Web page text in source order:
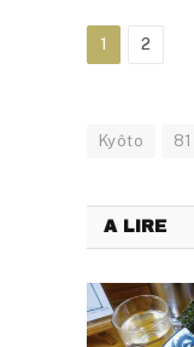
1 2
Kyôto 81
A LIRE